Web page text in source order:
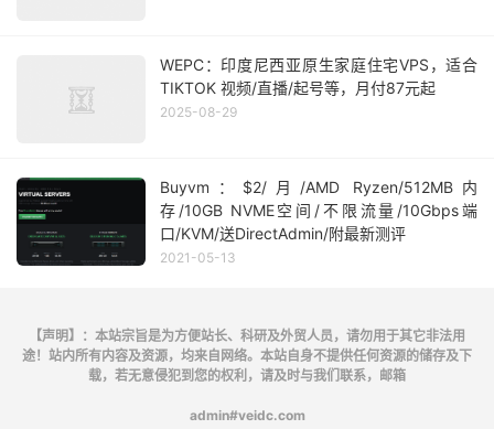
WEPC：印度尼西亚原生家庭住宅VPS，适合
TIKTOK 视频/直播/起号等，月付87元起
2025-08-29
Buyvm：$2/月/AMD Ryzen/512MB内
存/10GB NVME空间/不限流量/10Gbps端
口/KVM/送DirectAdmin/附最新测评
2021-05-13
【声明】：本站宗旨是为方便站长、科研及外贸人员，请勿用于其它非法用
途！站内所有内容及资源，均来自网络。本站自身不提供任何资源的储存及下
载，若无意侵犯到您的权利，请及时与我们联系，邮箱
admin#veidc.com